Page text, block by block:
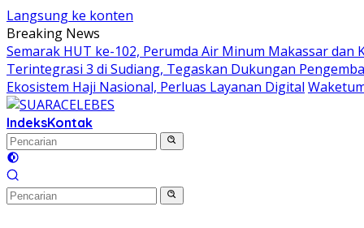
Langsung ke konten
Breaking News
Semarak HUT ke-102, Perumda Air Minum Makassar
Terintegrasi 3 di Sudiang, Tegaskan Dukungan
Ekosistem Haji Nasional, Perluas Layanan Digital
IndeksKontak